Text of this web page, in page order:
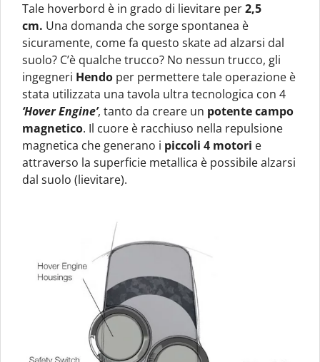
Tale hoverbord è in grado di lievitare per2,5
cm. Una domanda che sorge spontanea è
sicuramente, come fa questo skate ad alzarsi dal
suolo? C’è qualche trucco? No nessun trucco, gli
ingegneri Hendo per permettere tale operazione è
stata utilizzata una tavola ultra tecnologica con 4
‘Hover Engine’, tanto da creare un potente campo
magnetico. Il cuore è racchiuso nella repulsione
magnetica che generano i piccoli 4 motori e
attraverso la superficie metallica è possibile alzarsi
dal suolo (lievitare).